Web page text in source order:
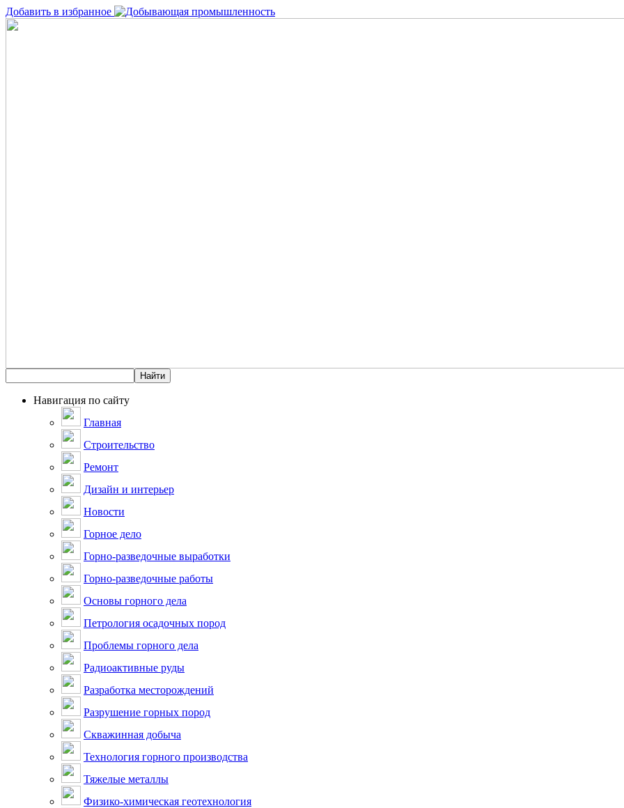
Добавить в избранное
Навигация по сайту
Главная
Строительство
Ремонт
Дизайн и интерьер
Новости
Горное дело
Горно-разведочные выработки
Горно-разведочные работы
Основы горного дела
Петрология осадочных пород
Проблемы горного дела
Радиоактивные руды
Разработка месторождений
Разрушение горных пород
Скважинная добыча
Технология горного производства
Тяжелые металлы
Физико-химическая геотехнология